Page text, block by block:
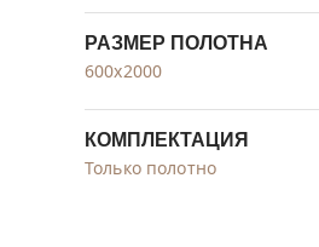
РАЗМЕР ПОЛОТНА
600x2000
КОМПЛЕКТАЦИЯ
Только полотно